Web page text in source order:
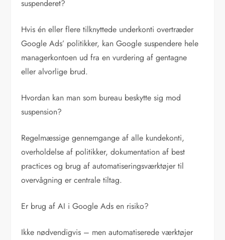
suspenderet?
Hvis én eller flere tilknyttede underkonti overtræder
Google Ads’ politikker, kan Google suspendere hele
managerkontoen ud fra en vurdering af gentagne
eller alvorlige brud.
Hvordan kan man som bureau beskytte sig mod
suspension?
Regelmæssige gennemgange af alle kundekonti,
overholdelse af politikker, dokumentation af best
practices og brug af automatiseringsværktøjer til
overvågning er centrale tiltag.
Er brug af AI i Google Ads en risiko?
Ikke nødvendigvis – men automatiserede værktøjer